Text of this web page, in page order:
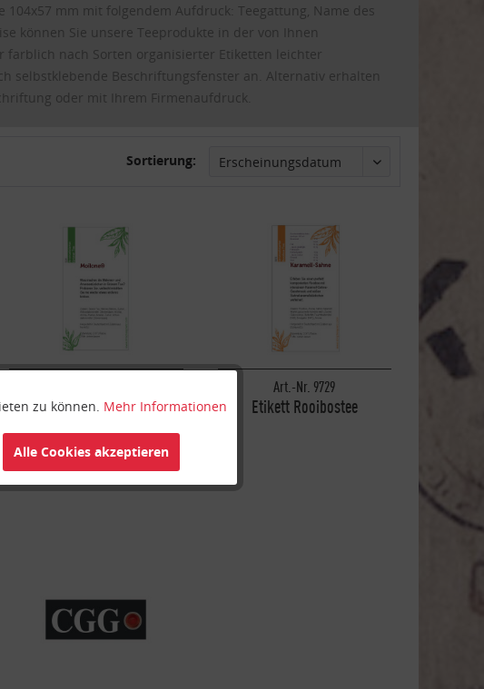
mm mit folgendem Aufdruck: Teegattung, Name des
können Sie unsere Teeprodukte in der von Ihnen
nach Sorten organisierter Etiketten leichter
selbstklebende Beschriftungsfenster an. Alternativ erhalten
oder mit Ihrem Firmenaufdruck.
Sortierung:
Etikett Grüner Tee
Art.-Nr. 9729
Etikett Rooibostee
Aktiv
Inaktiv
Inaktiv
zu können. Mehr Informationen
Alle Cookies akzeptieren